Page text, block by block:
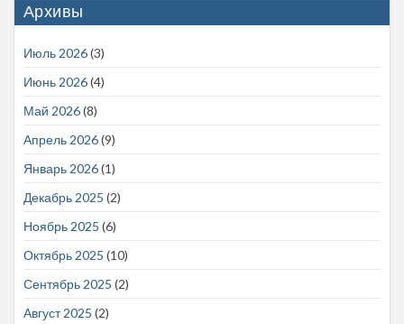
Архивы
Июль 2026(3)
Июнь 2026(4)
Май 2026(8)
Апрель 2026(9)
Январь 2026(1)
Декабрь 2025 (2)
Ноябрь 2025 (6)
Октябрь 2025 (10)
Сентябрь 2025 (2)
Август 2025 (2)